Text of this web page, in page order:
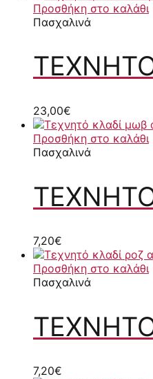
Προσθήκη στο καλάθι
Πασχαλινά
23,00€
Προσθήκη στο καλάθι
Πασχαλινά
7,20€
Προσθήκη στο καλάθι
Πασχαλινά
7,20€